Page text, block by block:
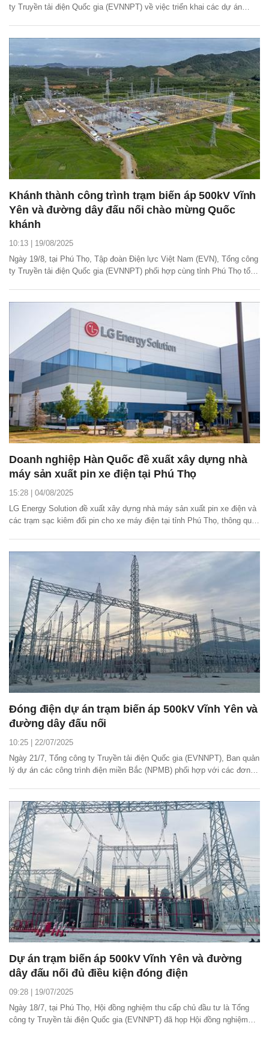
ty Truyền tải điện Quốc gia (EVNNPT) về việc triển khai các dự án
Khánh thành công trình trạm biến áp 500kV Vĩnh
Yên và đường dây đấu nối chào mừng Quốc
khánh
10:13 | 19/08/2025
Ngày 19/8, tại Phú Thọ, Tập đoàn Điện lực Việt Nam (EVN), Tổng công
ty Truyền tải điện Quốc gia (EVNNPT) phối hợp cùng tỉnh Phú Thọ tổ
Doanh nghiệp Hàn Quốc đề xuất xây dựng nhà
máy sản xuất pin xe điện tại Phú Thọ
15:28 | 04/08/2025
LG Energy Solution đề xuất xây dựng nhà máy sản xuất pin xe điện và
các trạm sạc kiêm đổi pin cho xe máy điện tại tỉnh Phú Thọ, thông qua
Đóng điện dự án trạm biến áp 500kV Vĩnh Yên và
đường dây đấu nối
10:25 | 22/07/2025
Ngày 21/7, Tổng công ty Truyền tải điện Quốc gia (EVNNPT), Ban quản
lý dự án các công trình điện miền Bắc (NPMB) phối hợp với các đơn vị
Dự án trạm biến áp 500kV Vĩnh Yên và đường
dây đấu nối đủ điều kiện đóng điện
09:28 | 19/07/2025
Ngày 18/7, tại Phú Thọ, Hội đồng nghiệm thu cấp chủ đầu tư là Tổng
công ty Truyền tải điện Quốc gia (EVNNPT) đã họp Hội đồng nghiệm